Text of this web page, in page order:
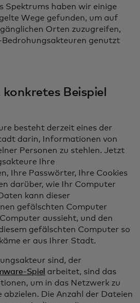
Spektrums haben wir einige
Wege gefunden, um auf
Orten zuzugreifen,
Bedrohungsakteuren genutzt
konkretes Beispiel
besteht derzeit eines der
darin, Informationen von
Personen zu stehlen. Jetzt
Ihre
Ihre Passwörter, Ihre Cookies
darüber, wie Ihr Computer
kann dieser
gefälschten Computer
aussieht, und den
gefälschten Computer so
er aus Ihrer Stadt.
sind, der
Spiel arbeitet, sind das
um in das Netzwerk zu
abzielen. Die Anzahl der Dateien